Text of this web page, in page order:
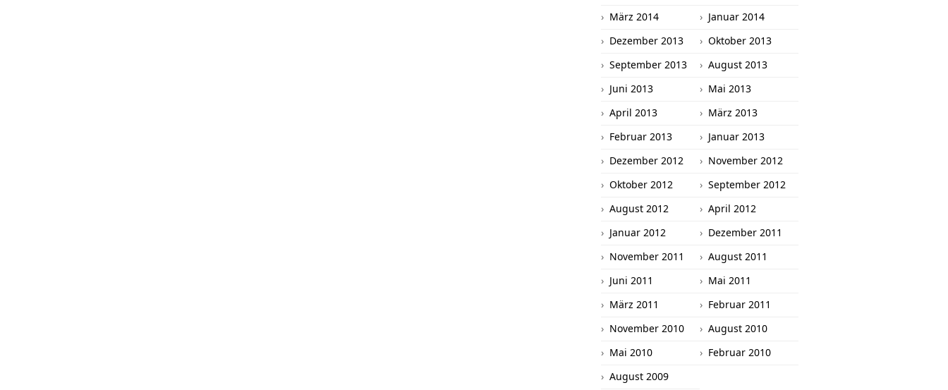
März 2014
Januar 2014
Dezember 2013
Oktober 2013
September 2013
August 2013
Juni 2013
Mai 2013
April 2013
März 2013
Februar 2013
Januar 2013
Dezember 2012
November 2012
Oktober 2012
September 2012
August 2012
April 2012
Januar 2012
Dezember 2011
November 2011
August 2011
Juni 2011
Mai 2011
März 2011
Februar 2011
November 2010
August 2010
Mai 2010
Februar 2010
August 2009